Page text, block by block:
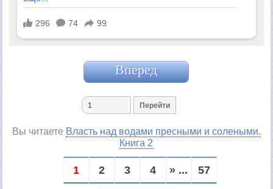
Вперед
Вы читаете Власть над водами пресными и солеными.
Книга 2
1 2 3 4 » ... 57